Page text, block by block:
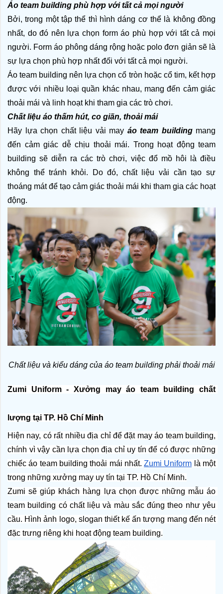
Áo team building phù hợp với tất cả mọi người
Bởi, trong một tập thể thì hình dáng cơ thể là không đồng
nhất, do đó nên lựa chọn form áo phù hợp với tất cả mọi
người. Form áo phông dáng rộng hoặc polo đơn giản sẽ là
sự lựa chọn phù hợp nhất đối với tất cả mọi người.
Áo team building nên lựa chọn cổ tròn hoặc cổ tim, kết hợp
được với nhiều loại quần khác nhau, mang đến cảm giác
thoải mái và linh hoạt khi tham gia các trò chơi.
Chất liệu áo thấm hút, co giãn, thoải mái
Hãy lựa chọn chất liệu vải may áo team building mang
đến cảm giác dễ chịu thoải mái. Trong hoạt động team
building sẽ diễn ra các trò chơi, việc đổ mồ hôi là điều
không thể tránh khỏi. Do đó, chất liệu vải cần tạo sự
thoáng mát để tạo cảm giác thoải mái khi tham gia các hoạt
động.
Chất liệu và kiểu dáng của áo team building phải thoải mái
Zumi Uniform - Xưởng may áo team building chất
lượng tại TP. Hồ Chí Minh
Hiện nay, có rất nhiều địa chỉ để đặt may áo team building,
chính vì vậy cần lựa chọn địa chỉ uy tín để có được những
chiếc áo team building thoải mái nhất. Zumi Uniform là một
trong những xưởng may uy tín tại TP. Hồ Chí Minh.
Zumi sẽ giúp khách hàng lựa chọn được những mẫu áo
team building có chất liệu và màu sắc đúng theo như yêu
cầu. Hình ảnh logo, slogan thiết kế ấn tượng mang đến nét
đặc trưng riêng khi hoạt động team building.